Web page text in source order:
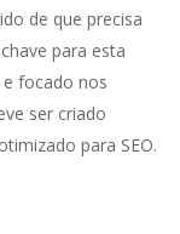
de que precisa
para esta
focado nos
ser criado
para SEO.